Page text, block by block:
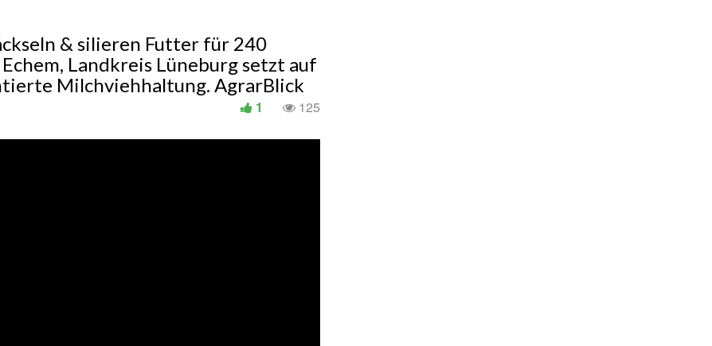
& silieren Futter für 240
Landkreis Lüneburg setzt auf
Milchviehhaltung. AgrarBlick
125
1